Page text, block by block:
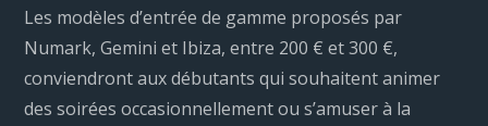
Les modèles d’entrée de gamme proposés par
Numark, Gemini et Ibiza, entre 200 € et 300 €,
conviendront aux débutants qui souhaitent animer
des soirées occasionnellement ou s’amuser à la